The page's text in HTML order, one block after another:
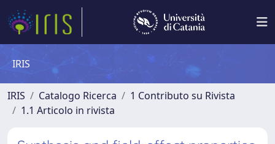
IRIS
IRIS Catalogo Ricerca
1 Contributo su Rivista
1.1 Articolo in rivista